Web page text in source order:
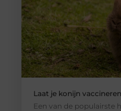
Laat je konijn vaccineren
Een van de populairste